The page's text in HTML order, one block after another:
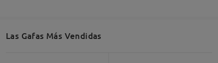
Las Gafas Más Vendidas